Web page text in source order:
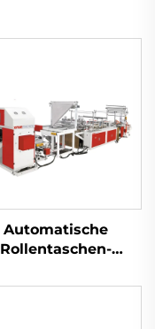
Automatische
Rollentaschen-
Fädelfunktion